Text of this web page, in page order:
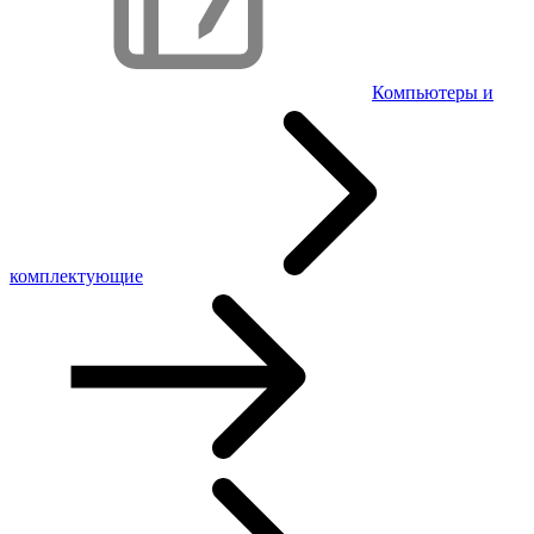
Компьютеры и
комплектующие